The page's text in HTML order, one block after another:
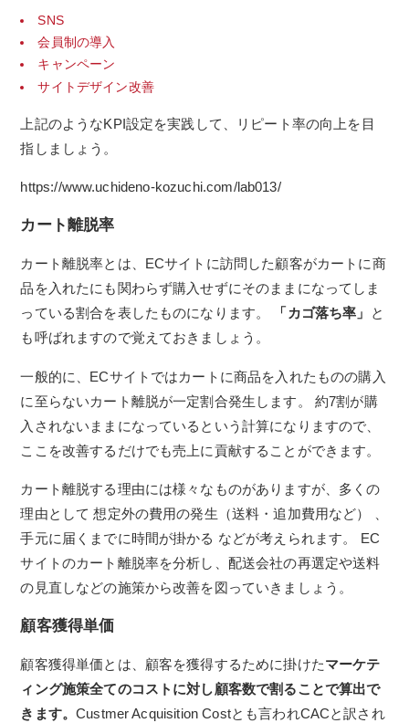
SNS
会員制の導入
キャンペーン
サイトデザイン改善
上記のようなKPI設定を実践して、リピート率の向上を目
指しましょう。
https://www.uchideno-kozuchi.com/lab013/
カート離脱率
カート離脱率とは、ECサイトに訪問した顧客がカートに商
品を入れたにも関わらず購入せずにそのままになってしま
っている割合を表したものになります。
「カゴ落ち率」
と
も呼ばれますので覚えておきましょう。
一般的に、ECサイトではカートに商品を入れたものの購入
に至らないカート離脱が一定割合発生します。 約7割が購
入されないままになっているという計算になりますので、
ここを改善するだけでも売上に貢献することができます。
カート離脱する理由には様々なものがありますが、多くの
理由として 想定外の費用の発生（送料・追加費用など） 、
手元に届くまでに時間が掛かる などが考えられます。 EC
サイトのカート離脱率を分析し、配送会社の再選定や送料
の見直しなどの施策から改善を図っていきましょう。
顧客獲得単価
顧客獲得単価とは、顧客を獲得するために掛けたマーケテ
ィング施策全てのコストに対し顧客数で割ることで算出で
きます。Custmer Acquisition Costとも言われCACと訳され